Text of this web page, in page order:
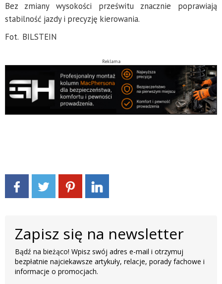
Bez zmiany wysokości prześwitu znacznie poprawiają
stabilność jazdy i precyzję kierowania.
Fot. BILSTEIN
Reklama
Zapisz się na newsletter
Bądź na bieżąco! Wpisz swój adres e-mail i otrzymuj
bezpłatnie najciekawsze artykuły, relacje, porady fachowe i
informacje o promocjach.